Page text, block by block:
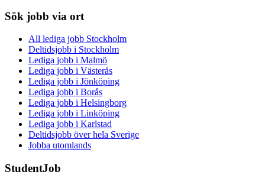
Sök jobb via ort
All lediga jobb Stockholm
Deltidsjobb i Stockholm
Lediga jobb i Malmö
Lediga jobb i Västerås
Lediga jobb i Jönköping
Lediga jobb i Borås
Lediga jobb i Helsingborg
Lediga jobb i Linköping
Lediga jobb i Karlstad
Deltidsjobb över hela Sverige
Jobba utomlands
StudentJob